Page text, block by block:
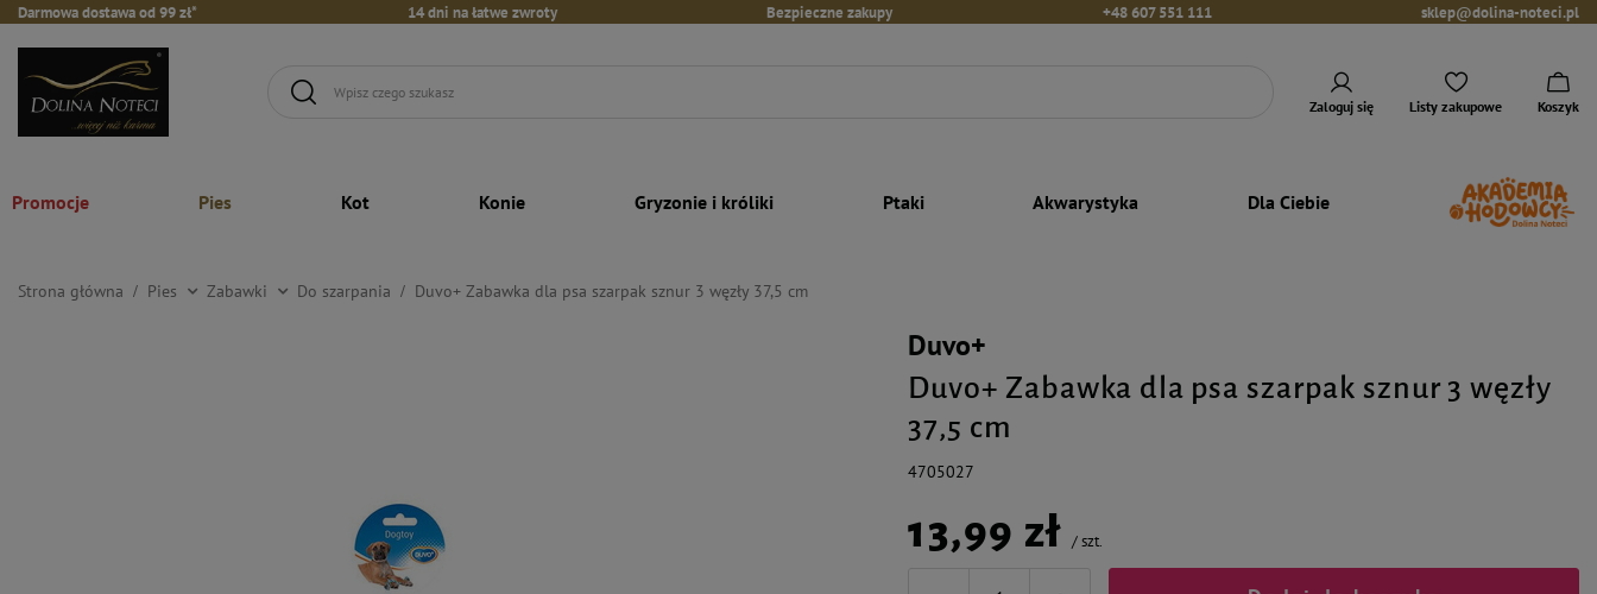
Darmowa dostawa od 99 zł* 14 dni na łatwe zwroty Bezpieczne zakupy +48 607 551 111 sklep@dolina-noteci.pl
Zaloguj się Listy zakupowe Koszyk
Promocje Pies Kot Konie Gryzonie i króliki Ptaki Akwarystyka Dla Ciebie
Strona główna Pies Zabawki Do szarpania Duvo+ Zabawka dla psa szarpak sznur 3 węzły 37,5 cm
Duvo+
Duvo+ Zabawka dla psa szarpak sznur 3 węzły
37,5 cm
4705027
13,99 zł /szt.